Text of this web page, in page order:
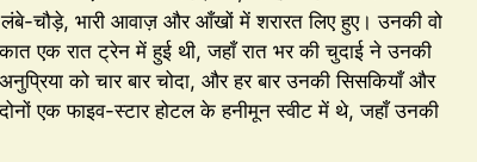
चौड़े, भारी आवाज़ और आँखों में शरारत लिए हुए। उनकी वो
एक रात ट्रेन में हुई थी, जहाँ रात भर की चुदाई ने उनकी
को चार बार चोदा, और हर बार उनकी सिसकियाँ और
एक फाइव-स्टार होटल के हनीमून स्वीट में थे, जहाँ उनकी